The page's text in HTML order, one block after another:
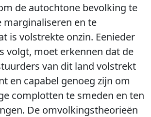
de autochtone bevolking te
marginaliseren en te
is volstrekte onzin. Eenieder
volgt, moet erkennen dat de
van dit land volstrekt
en capabel genoeg zijn om
complotten te smeden en ten
De omvolkingstheorieën